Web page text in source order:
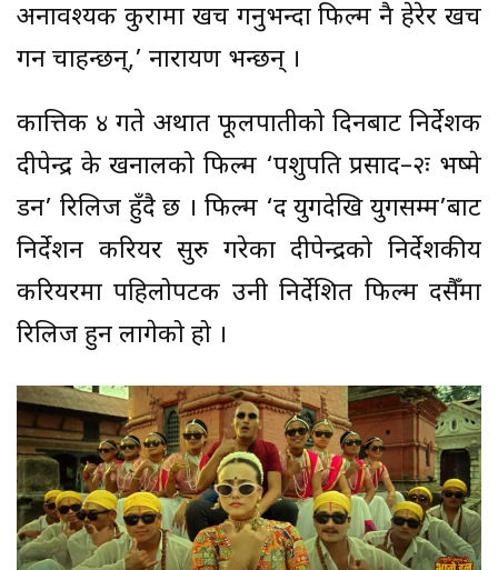
अनावश्यक कुरामा खर्च गर्नुभन्दा फिल्म नै हेरेर खर्च
गर्न चाहन्छन्,’ नारायण भन्छन् ।
कात्तिक ४ गते अर्थात फूलपातीको दिनबाट निर्देशक
दीपेन्द्र के खनालको फिल्म ‘पशुपति प्रसाद–२ः भष्मे
डन’ रिलिज हुँदै छ । फिल्म ‘द युगदेखि युगसम्म’बाट
निर्देशन करियर सुरु गरेका दीपेन्द्रको निर्देशकीय
करियरमा पहिलोपटक उनी निर्देशित फिल्म दसैँमा
रिलिज हुन लागेको हो ।